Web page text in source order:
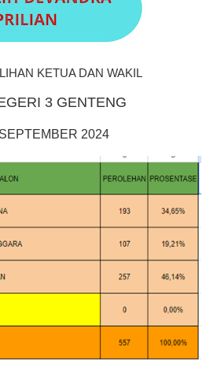
KETUA DAN WAKIL
3 GENTENG
2024